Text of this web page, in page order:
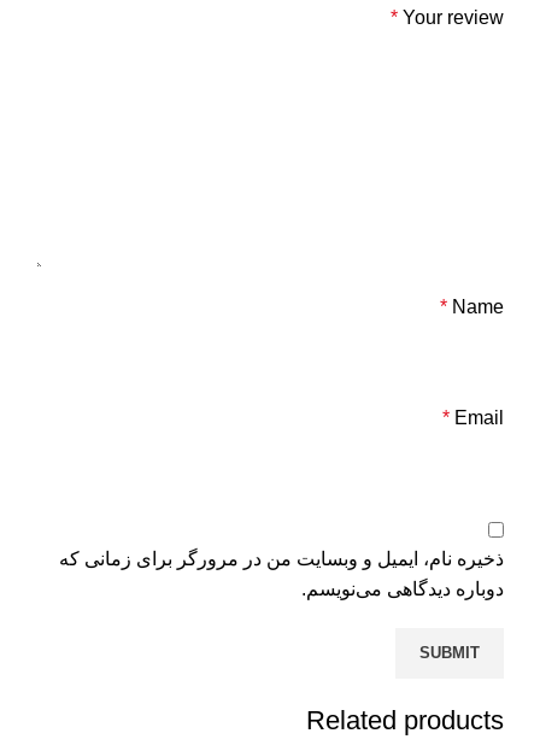
Your review
*
Name
*
Email
*
ذخیره نام، ایمیل و وبسایت من در مرورگر برای زمانی که
دوباره دیدگاهی می‌نویسم.
Related products